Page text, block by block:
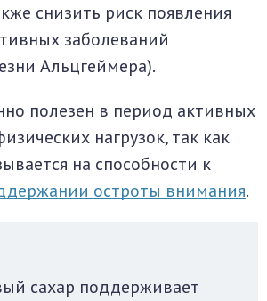
снизить риск появления
заболеваний
Альцгеймера).
полезен в период активных
нагрузок, так как
на способности к
остроты внимания.
сахар поддерживает